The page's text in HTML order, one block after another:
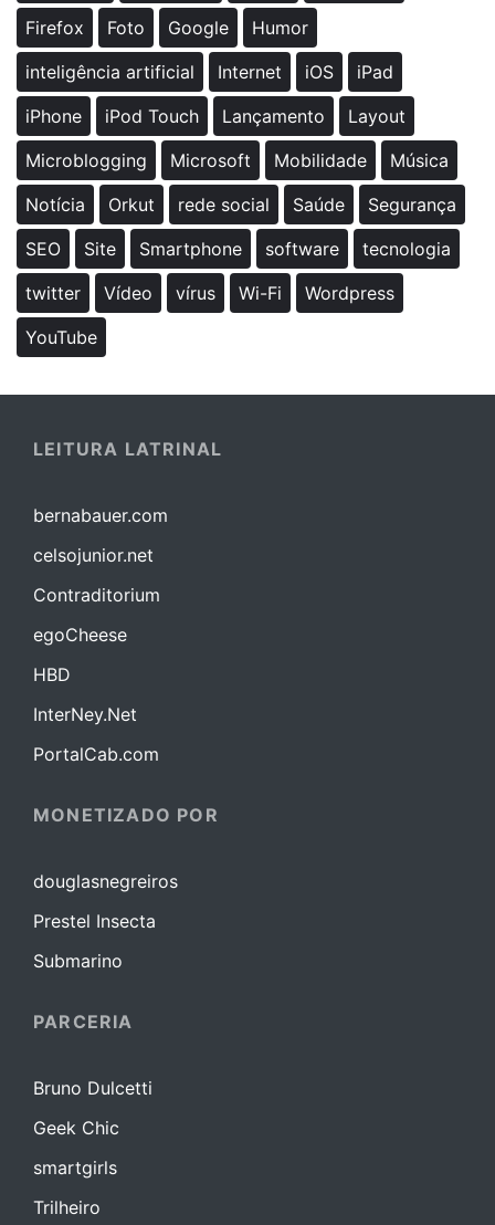
Firefox
Foto Google
Humor
inteligência artificial
Internet iOS
iPad
iPhone
iPod Touch Lançamento
Layout
Microblogging
Microsoft Mobilidade
Música
Notícia
Orkut rede social Saúde
Segurança
SEO
Site Smartphone software
tecnologia
twitter
Vídeo vírus Wi-Fi
Wordpress
YouTube
LEITURA LATRINAL
bernabauer.com
celsojunior.net
Contraditorium
egoCheese
HBD
InterNey.Net
PortalCab.com
MONETIZADO POR
douglasnegreiros
Prestel Insecta
Submarino
PARCERIA
Bruno Dulcetti
Geek Chic
smartgirls
Trilheiro